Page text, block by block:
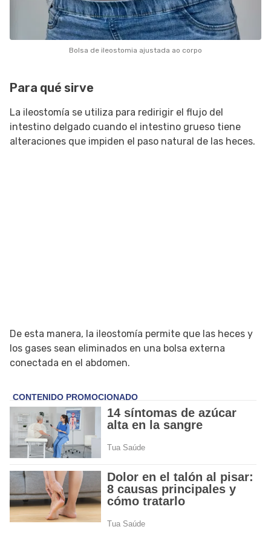
Bolsa de ileostomia ajustada ao corpo
Para qué sirve
La ileostomía se utiliza para redirigir el flujo del
intestino delgado cuando el intestino grueso tiene
alteraciones que impiden el paso natural de las heces.
De esta manera, la ileostomía permite que las heces y
los gases sean eliminados en una bolsa externa
conectada en el abdomen.